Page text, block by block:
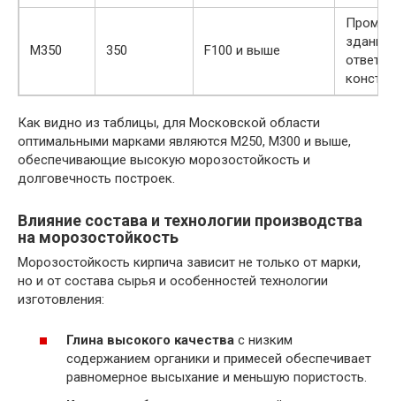
М350 350 F100 и выше
здания,
Как видно из таблицы, для Московской области
оптимальными марками являются М250, М300 и выше,
обеспечивающие высокую морозостойкость и
долговечность построек.
Влияние состава и технологии производства
на морозостойкость
Морозостойкость кирпича зависит не только от марки,
но и от состава сырья и особенностей технологии
изготовления:
Глина высокого качества с низким
содержанием органики и примесей обеспечивает
равномерное высыхание и меньшую пористость.